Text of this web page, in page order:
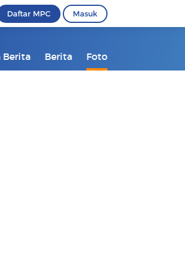
Daftar MPC Masuk
Berita Berita Foto